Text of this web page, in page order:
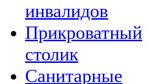
инвалидов
Прикроватный
столик
Санитарные